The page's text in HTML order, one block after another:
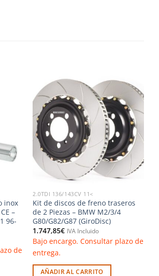
inox
–
96-
de
Añadir
a la
lista de
deseos
2.0TDI 136/143CV 11<
Kit de discos de freno traseros
de 2 Piezas – BMW M2/3/4
G80/G82/G87 (GiroDisc)
1.747,85€ IVA Incluido
Bajo encargo. Consultar plazo de
entrega.
AÑADIR AL CARRITO